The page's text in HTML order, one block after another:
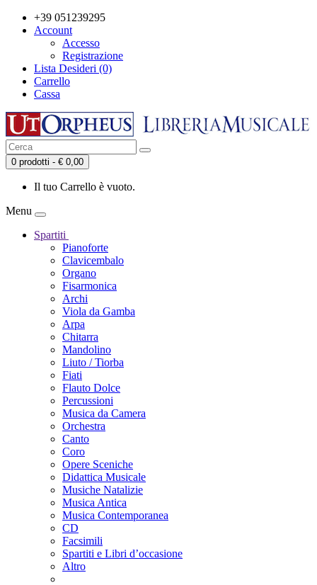
+39 051239295
Account
Accesso
Registrazione
Lista Desideri (0)
Carrello
Cassa
0 prodotti - € 0,00
Il tuo Carrello è vuoto.
Menu
Spartiti
Pianoforte
Clavicembalo
Organo
Fisarmonica
Archi
Viola da Gamba
Arpa
Chitarra
Mandolino
Liuto / Tiorba
Fiati
Flauto Dolce
Percussioni
Musica da Camera
Orchestra
Canto
Coro
Opere Sceniche
Didattica Musicale
Musiche Natalizie
Musica Antica
Musica Contemporanea
CD
Facsimili
Spartiti e Libri d’occasione
Altro